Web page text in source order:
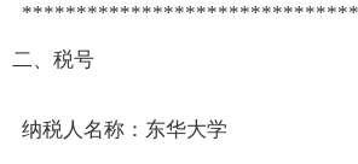
二、税号
纳税人名称：东华大学